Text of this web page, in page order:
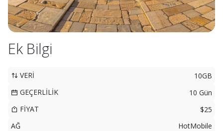
Ek Bilgi
VERİ
10GB
GEÇERLİLİK
10 Gün
FİYAT
$25
AĞ
HotMobile